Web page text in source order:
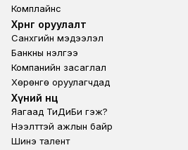
Комплайнс
Footer third
Хөрөнгө оруулалт
Санхүүгийн мэдээлэл
Банкны үнэлгээ
Компанийн засаглал
Хөрөнгө оруулагчдад
Footer second
Хүний нөөц
Яагаад ТиДиБи гэж?
Нээлттэй ажлын байр
Шинэ талент